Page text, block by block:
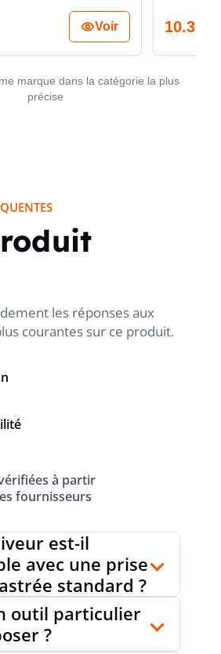
DE LA SURFACE autre
SURFACE
DE PROTECTION
45 mm
Voir 10.31
marque dans la catégorie la plus
précise
les réponses aux
courantes sur ce produit.
à partir
fournisseurs
est-il
avec une prise
standard ?
outil particulier
?